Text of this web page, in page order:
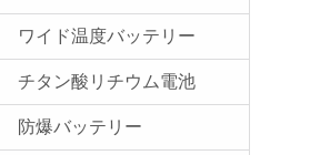
ワイド温度バッテリー
チタン酸リチウム電池
防爆バッテリー